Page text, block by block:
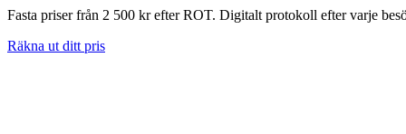
Fasta priser från 2 500 kr efter ROT. Digitalt protokoll efter varje
Räkna ut ditt pris